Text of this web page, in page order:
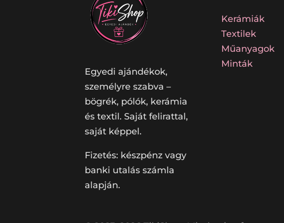
Egyedi ajándékok,
személyre szabva –
bögrék, pólók, kerámia
és textil. Saját felirattal,
saját képpel.
Fizetés: készpénz vagy
banki utalás számla
alapján.
Kerámiák
Textilek
Műanyagok
Minták